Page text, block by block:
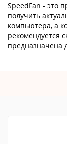
SpeedFan - это
получить
компьютера, а
рекомендуется
предназначена